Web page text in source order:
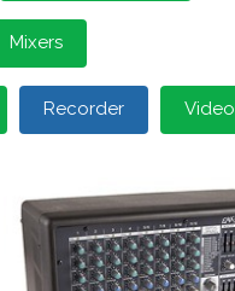
Mixers
Recorder Video